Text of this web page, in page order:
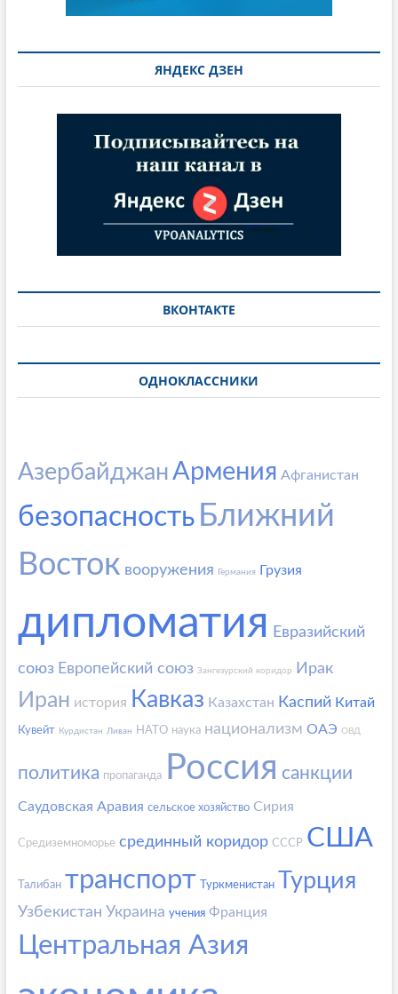
ЯНДЕКС ДЗЕН
ВКОНТАКТЕ
ОДНОКЛАССНИКИ
АзербайджанАрмения Афганистан
безопасность Ближний
Восток вооружения Германия Грузия
дипломатия Евразийский
союз Европейский союз Зангезурский коридор Ирак
Иран история Кавказ Казахстан Каспий Китай
Кувейт Курдистан Ливан НАТО наука национализм ОАЭ ОВД
политика пропаганда Россия санкции
Саудовская Аравия сельское хозяйство Сирия
Средиземноморье срединный коридор СССР США
Талибан транспорт Туркменистан Турция
Узбекистан Украина учения Франция
Центральная Азия